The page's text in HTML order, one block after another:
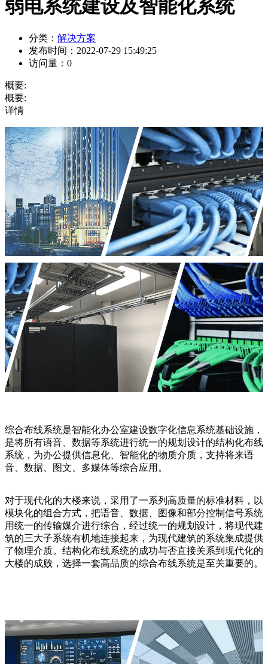
弱电系统建设及智能化系统
分类： 解决方案
发布时间： 2022-07-29 15:49:25
访问量： 0
概要:
概要:
详情
综合布线系统是智能化办公室建设数字化信息系统基础设施，
是将所有语音、数据等系统进行统一的规划设计的结构化布线
系统，为办公提供信息化、智能化的物质介质，支持将来语
音、数据、图文、多媒体等综合应用。
对于现代化的大楼来说，采用了一系列高质量的标准材料，以
模块化的组合方式，把语音、数据、图像和部分控制信号系统
用统一的传输媒介进行综合，经过统一的规划设计，将现代建
筑的三大子系统有机地连接起来，为现代建筑的系统集成提供
了物理介质。结构化布线系统的成功与否直接关系到现代化的
大楼的成败，选择一套高品质的综合布线系统是至关重要的。